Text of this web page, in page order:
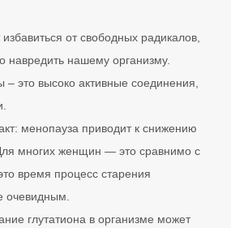
избавиться от свободных радикалов,
навредить нашему организму.
это высоко активные соединения,
менопауза приводит к снижению
многих женщин — это сравнимо с
время процесс старения
очевидным.
глутатиона в организме может